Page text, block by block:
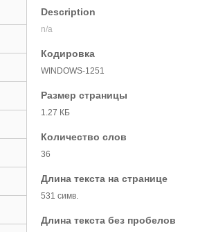
Description
n/a
Кодировка
WINDOWS-1251
Размер страницы
1.27 КБ
Количество слов
36
Длина текста на странице
531 симв.
Длина текста без пробелов